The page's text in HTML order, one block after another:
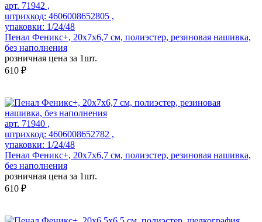
арт. 71942 ,
штрихкод: 4606008652805 ,
упаковки: 1/24/48
Пенал Феникс+, 20x7x6,7 см, полиэстер, резиновая нашивка,
без наполнения
розничная цена за 1шт.
610 ₽
арт. 71940 ,
штрихкод: 4606008652782 ,
упаковки: 1/24/48
Пенал Феникс+, 20x7x6,7 см, полиэстер, резиновая нашивка,
без наполнения
розничная цена за 1шт.
610 ₽